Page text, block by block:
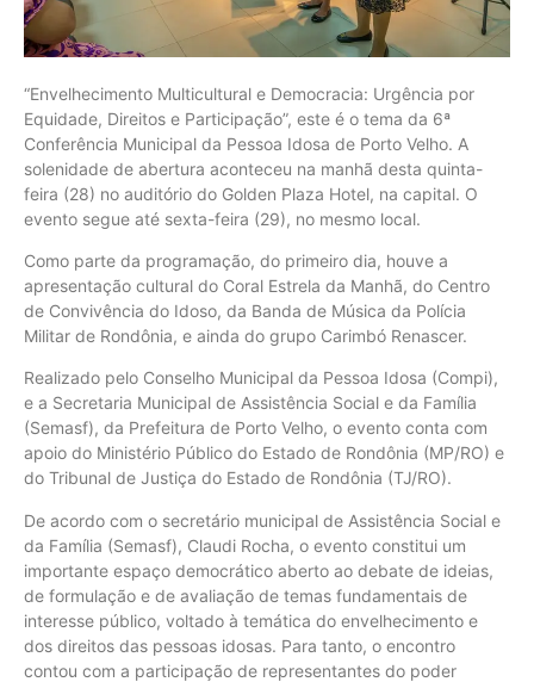
“Envelhecimento Multicultural e Democracia: Urgência por
Equidade, Direitos e Participação”, este é o tema da 6ª
Conferência Municipal da Pessoa Idosa de Porto Velho. A
solenidade de abertura aconteceu na manhã desta quinta-
feira (28) no auditório do Golden Plaza Hotel, na capital. O
evento segue até sexta-feira (29), no mesmo local.
Como parte da programação, do primeiro dia, houve a
apresentação cultural do Coral Estrela da Manhã, do Centro
de Convivência do Idoso, da Banda de Música da Polícia
Militar de Rondônia, e ainda do grupo Carimbó Renascer.
Realizado pelo Conselho Municipal da Pessoa Idosa (Compi),
e a Secretaria Municipal de Assistência Social e da Família
(Semasf), da Prefeitura de Porto Velho, o evento conta com
apoio do Ministério Público do Estado de Rondônia (MP/RO) e
do Tribunal de Justiça do Estado de Rondônia (TJ/RO).
De acordo com o secretário municipal de Assistência Social e
da Família (Semasf), Claudi Rocha, o evento constitui um
importante espaço democrático aberto ao debate de ideias,
de formulação e de avaliação de temas fundamentais de
interesse público, voltado à temática do envelhecimento e
dos direitos das pessoas idosas. Para tanto, o encontro
contou com a participação de representantes do poder